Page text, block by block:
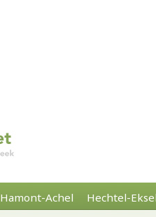
Hamont-Achel Hechtel-